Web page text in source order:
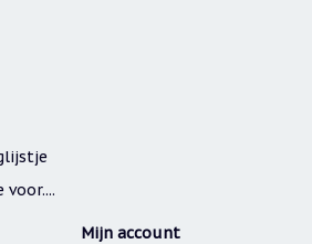
Mijn account